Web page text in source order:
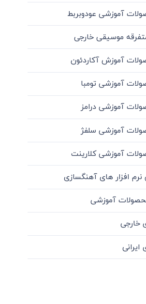
آموزشی عودوبربط
موسیقی خارجی
آموزش آکاردئون
آموزشی تومبا
آموزشی درامز
آموزشی سلفژ
آموزشی کلارینت
افزار های آهنگسازی
آموزشی
خارجی
ایرانی